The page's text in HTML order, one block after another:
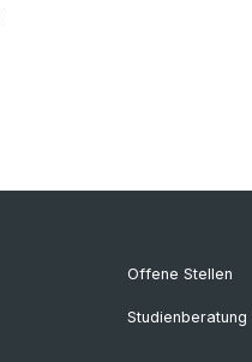
Offene Stellen
Studienberatung